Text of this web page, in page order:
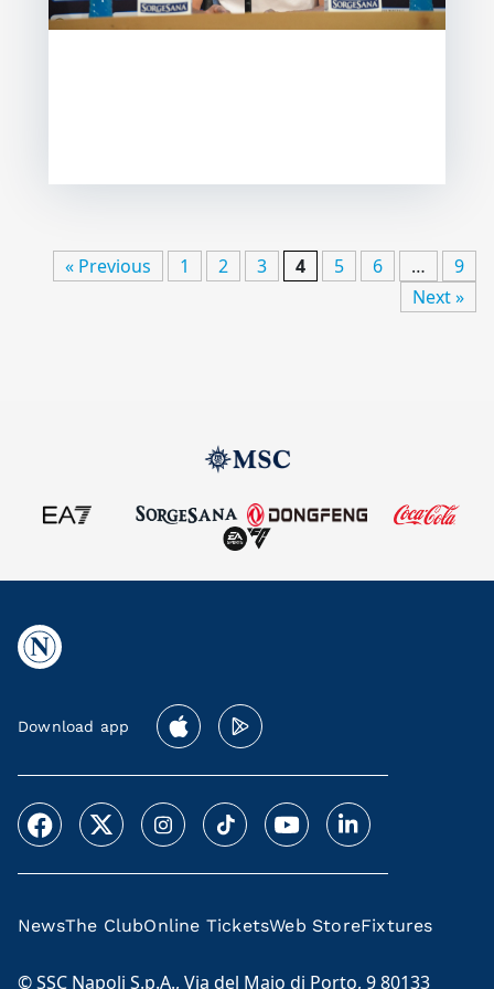
« Previous 1 2 3 4 5 6 …
9
Next »
Download app
NewsThe ClubOnline TicketsWeb StoreFixtures
© SSC Napoli S.p.A., Via del Maio di Porto, 9 80133